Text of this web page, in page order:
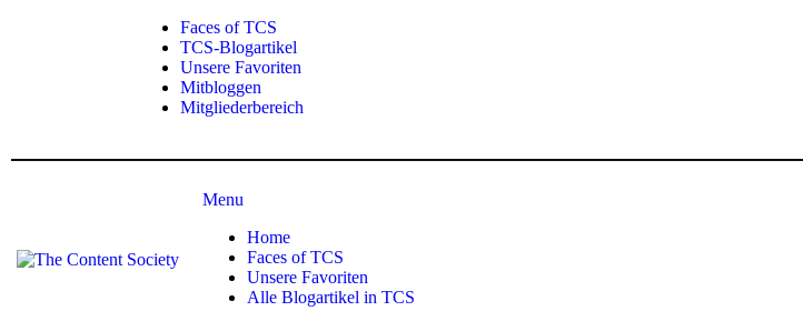
Faces of TCS
TCS-Blogartikel
Unsere Favoriten
Mitbloggen
Mitgliederbereich
Menu
Home
Faces of TCS
Unsere Favoriten
Alle Blogartikel in TCS